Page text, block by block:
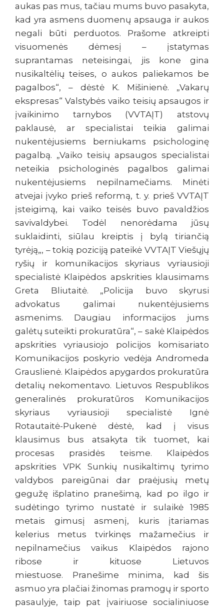
aukas pas mus, tačiau mums buvo pasakyta,
kad yra asmens duomenų apsauga ir aukos
negali būti perduotos. Prašome atkreipti
visuomenės dėmesį – įstatymas
suprantamas neteisingai, jis kone gina
nusikaltėlių teises, o aukos paliekamos be
pagalbos“, – dėstė K. Mišinienė. „Vakarų
ekspresas“ Valstybės vaiko teisių apsaugos ir
įvaikinimo tarnybos (VVTAĮT) atstovų
paklausė, ar specialistai teikia galimai
nukentėjusiems berniukams psichologinę
pagalbą. „Vaiko teisių apsaugos specialistai
neteikia psichologinės pagalbos galimai
nukentėjusiems nepilnamečiams. Minėti
atvejai įvyko prieš reformą, t. y. prieš VVTAĮT
įsteigimą, kai vaiko teisės buvo pavaldžios
savivaldybei. Todėl nenorėdama jūsų
suklaidinti, siūlau kreiptis į bylą tiriančią
tyrėją„, – tokią poziciją pateikė VVTAĮT Viešųjų
ryšių ir komunikacijos skyriaus vyriausioji
specialistė Klaipėdos apskrities klausimams
Greta Bliutaitė. „Policija buvo skyrusi
advokatus galimai nukentėjusiems
asmenims. Daugiau informacijos jums
galėtų suteikti prokuratūra“, – sakė Klaipėdos
apskrities vyriausiojo policijos komisariato
Komunikacijos poskyrio vedėja Andromeda
Grauslienė. Klaipėdos apygardos prokuratūra
detalių nekomentavo. Lietuvos Respublikos
generalinės prokuratūros Komunikacijos
skyriaus vyriausioji specialistė Ignė
Rotautaitė-Pukenė dėstė, kad į visus
klausimus bus atsakyta tik tuomet, kai
procesas prasidės teisme. Klaipėdos
apskrities VPK Sunkių nusikaltimų tyrimo
valdybos pareigūnai dar praėjusių metų
gegužę išplatino pranešimą, kad po ilgo ir
sudėtingo tyrimo nustatė ir sulaikė 1985
metais gimusį asmenį, kuris įtariamas
kelerius metus tvirkinęs mažamečius ir
nepilnamečius vaikus Klaipėdos rajono
ribose ir kituose Lietuvos
miestuose. Pranešime minima, kad šis
asmuo yra plačiai žinomas pramogų ir sporto
pasaulyje, taip pat įvairiuose socialiniuose